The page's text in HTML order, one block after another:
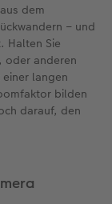
dem
– und
Halten Sie
oder anderen
langen
bilden
darauf, den